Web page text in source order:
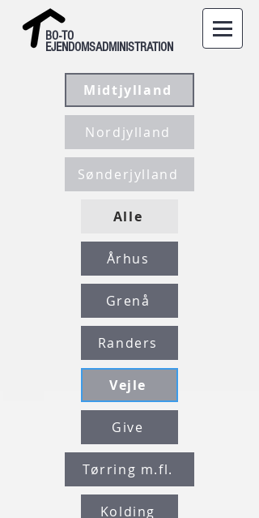
BO-TO
EJENDOMSADMINISTRATION
Midtjylland
Nordjylland
Sønderjylland
Alle
Århus
Grenå
Randers
Vejle
Give
Tørring m.fl.
Kolding